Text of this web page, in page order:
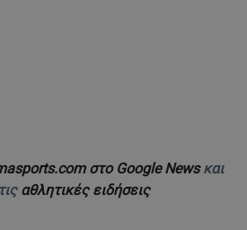
στο Google Newsκαι
αθλητικές ειδήσεις